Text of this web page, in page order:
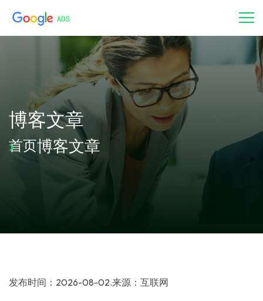
博客文章
首页博客文章
发布时间：2026-08-02.来源：互联网